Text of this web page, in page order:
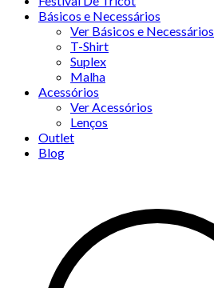
Básicos e Necessários
Ver Básicos e Necessários
T-Shirt
Suplex
Malha
Acessórios
Ver Acessórios
Lenços
Outlet
Blog